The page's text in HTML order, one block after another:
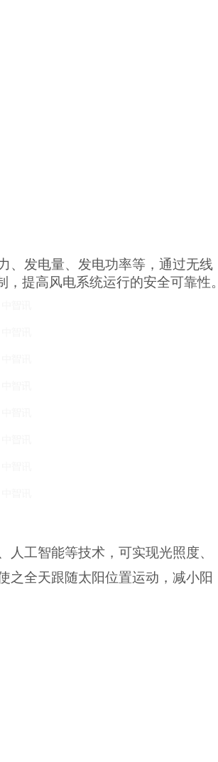
、发电量、发电功率等，通过无线
，提高风电系统运行的安全可靠性。
工智能等技术，可实现光照度、
之全天跟随太阳位置运动，减小阳